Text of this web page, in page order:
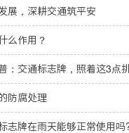
展，深耕交通筑平安
么作用？
：交通标志牌，照着这3点
防腐处理
志牌在雨天能够正常使用吗